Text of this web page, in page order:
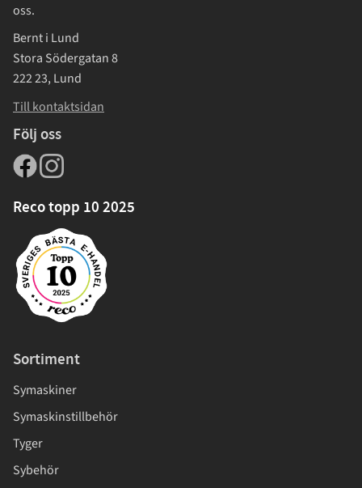
oss.
Bernt i Lund
Stora Södergatan 8
222 23, Lund
Till kontaktsidan
Följ oss
Reco topp 10 2025
Sortiment
Symaskiner
Symaskinstillbehör
Tyger
Sybehör